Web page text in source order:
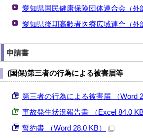
愛知県国民健康保険団体連合会 （外
愛知県後期高齢者医療広域連合 （外
申請書
(国保)第三者の行為による被害届等
第三者の行為による被害届 （Word
事故発生状況報告書 （Excel 84.0 KB
誓約書 （Word 28.0 KB）